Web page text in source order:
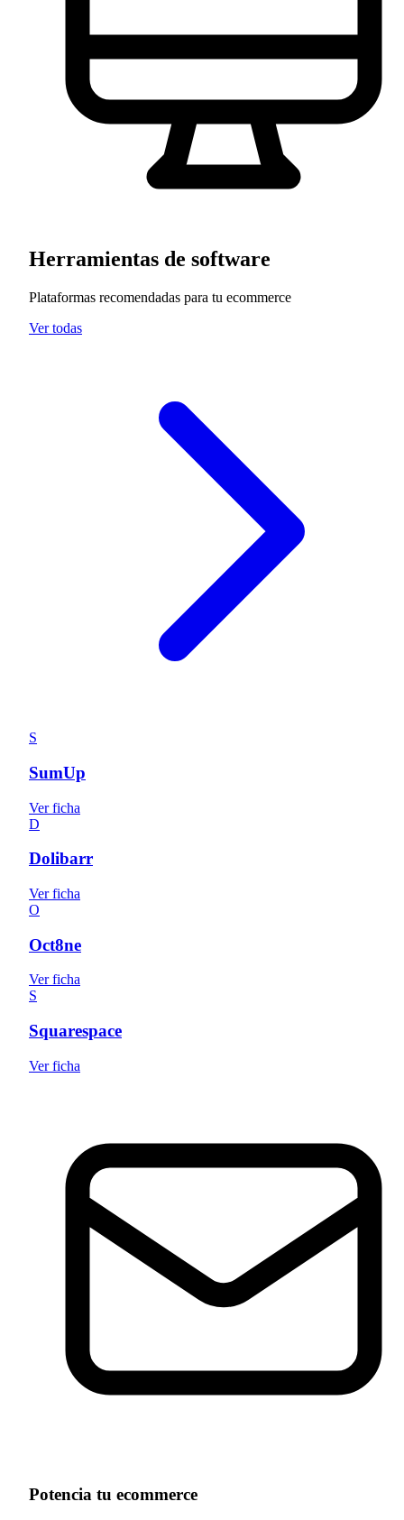
Herramientas de software
Plataformas recomendadas para tu ecommerce
Ver todas
S
SumUp
Ver ficha
D
Dolibarr
Ver ficha
O
Oct8ne
Ver ficha
S
Squarespace
Ver ficha
Potencia tu ecommerce